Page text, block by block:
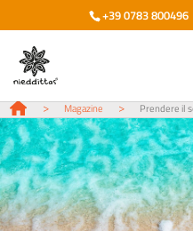
+39 0783 800496
> Magazine > Prendere il